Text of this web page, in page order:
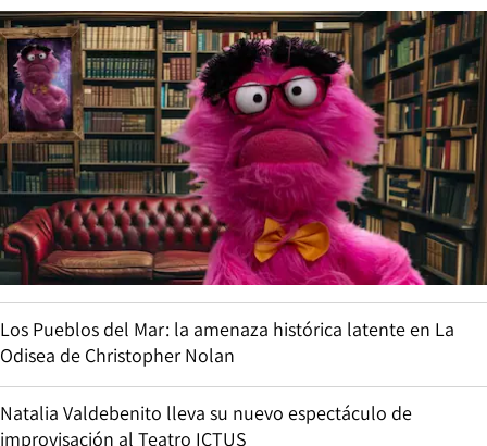
Los Pueblos del Mar: la amenaza histórica latente en La
Odisea de Christopher Nolan
Natalia Valdebenito lleva su nuevo espectáculo de
improvisación al Teatro ICTUS